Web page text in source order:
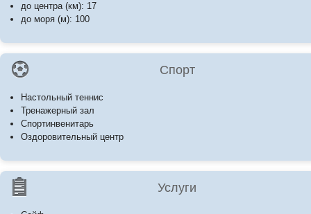
до центра (км): 17
до моря (м): 100
Спорт
Настольный теннис
Тренажерный зал
Спортинвенитарь
Оздоровительный центр
Услуги